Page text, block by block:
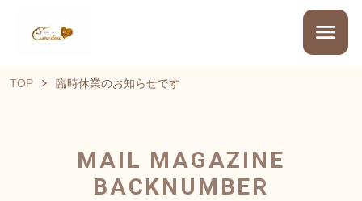
TOP 臨時休業のお知らせです
MAIL MAGAZINE
BACKNUMBER